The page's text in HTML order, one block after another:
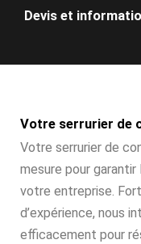
Devis et
Votre serrurier de
Votre serrurier de
mesure pour
votre entreprise.
d’expérience, nous
efficacement pour